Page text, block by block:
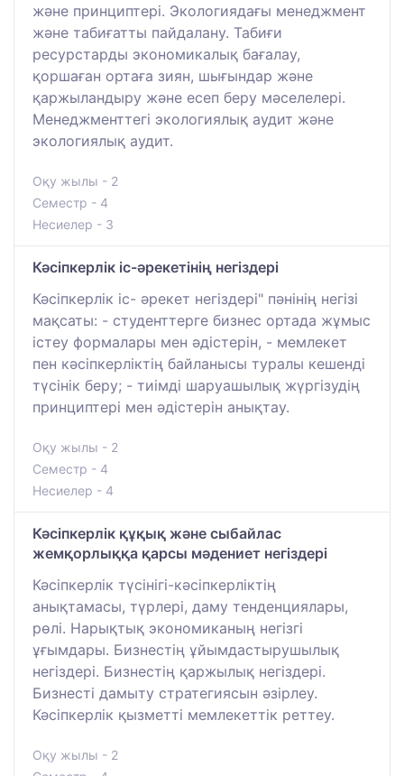
және принциптері. Экологиядағы менеджмент
және табиғатты пайдалану. Табиғи
ресурстарды экономикалық бағалау,
қоршаған ортаға зиян, шығындар және
қаржыландыру және есеп беру мәселелері.
Менеджменттегі экологиялық аудит және
экологиялық аудит.
Оқу жылы - 2
Семестр - 4
Несиелер - 3
Кәсіпкерлік іс-әрекетінің негіздері
Кәсіпкерлік іс- әрекет негіздері" пәнінің негізі
мақсаты: - студенттерге бизнес ортада жұмыс
істеу формалары мен әдістерін, - мемлекет
пен кәсіпкерліктің байланысы туралы кешенді
түсінік беру; - тиімді шаруашылық жүргізудің
принциптері мен әдістерін анықтау.
Оқу жылы - 2
Семестр - 4
Несиелер - 4
Кәсіпкерлік құқық және сыбайлас
жемқорлыққа қарсы мәдениет негіздері
Кәсіпкерлік түсінігі-кәсіпкерліктің
анықтамасы, түрлері, даму тенденциялары,
рөлі. Нарықтық экономиканың негізгі
ұғымдары. Бизнестің ұйымдастырушылық
негіздері. Бизнестің қаржылық негіздері.
Бизнесті дамыту стратегиясын әзірлеу.
Кәсіпкерлік қызметті мемлекеттік реттеу.
Оқу жылы - 2